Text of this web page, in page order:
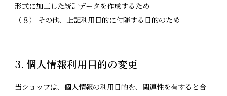
形式に加工した統計データを作成するため
（８） その他、上記利用目的に付随する目的のため
3. 個人情報利用目的の変更
当ショップは、個人情報の利用目的を、関連性を有すると合